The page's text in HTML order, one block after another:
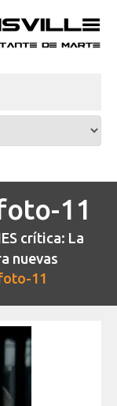
11
crítica: La
nuevas
11